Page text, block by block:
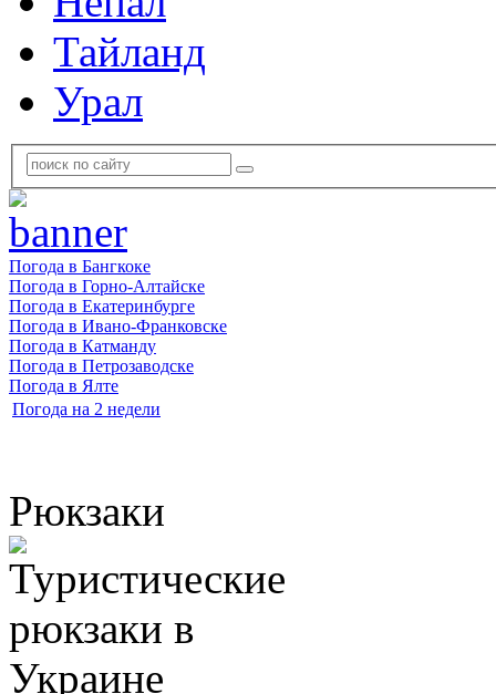
Тайланд
Урал
Погода в Бангкоке
Погода в Горно-Алтайске
Погода в Екатеринбурге
Погода в Ивано-Франковске
Погода в Катманду
Погода в Петрозаводске
Погода в Ялте
Погода на 2 недели
Рюкзаки